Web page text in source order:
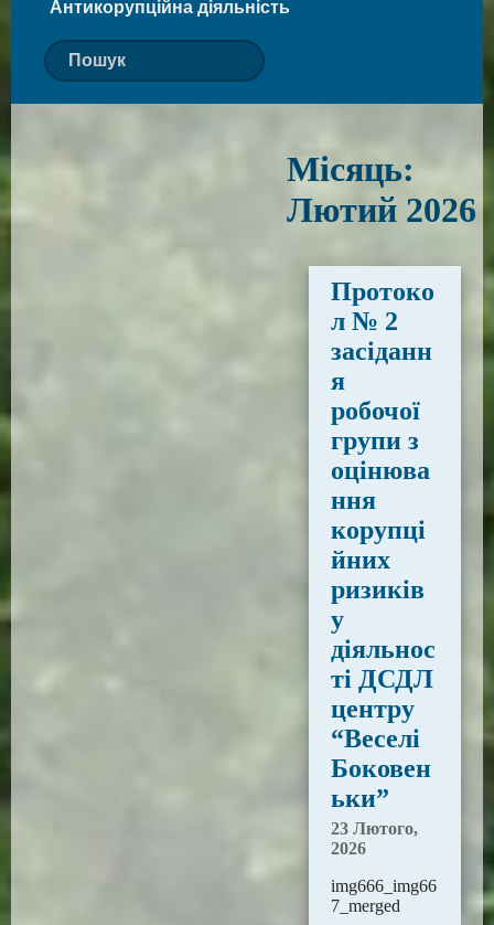
Антикорупційна діяльність
Місяць:
Лютий 2026
Протоко
л № 2
засіданн
я
робочої
групи з
оцінюва
ння
корупці
йних
ризиків
у
діяльнос
ті ДСДЛ
центру
“Веселі
Боковен
ьки”
23 Лютого,
2026
img666_img66
7_merged